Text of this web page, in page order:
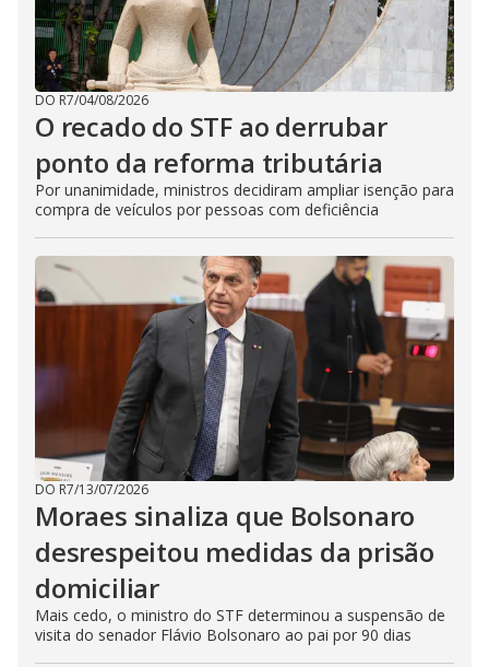
DO R7/04/08/2026
O recado do STF ao derrubar
ponto da reforma tributária
Por unanimidade, ministros decidiram ampliar isenção para
compra de veículos por pessoas com deficiência
DO R7/13/07/2026
Moraes sinaliza que Bolsonaro
desrespeitou medidas da prisão
domiciliar
Mais cedo, o ministro do STF determinou a suspensão de
visita do senador Flávio Bolsonaro ao pai por 90 dias